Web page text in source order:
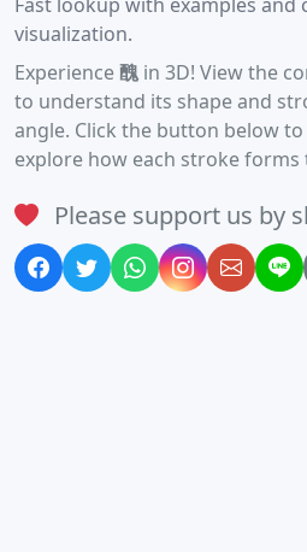
visualization.
Experience醜 in 3D! View the
to understand its shape and
angle. Click the button below to
explore how each stroke forms
Please support us by